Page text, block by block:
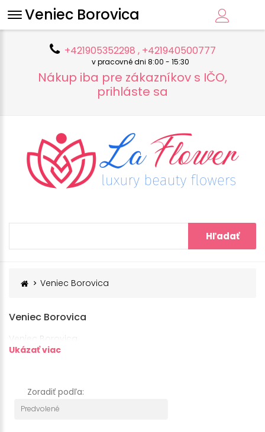
+421905352298 , +421940500777
v pracovné dni 8:00 - 15:30
Nákup iba pre zákazníkov s IČO,
prihláste sa
Hľadať
Veniec Borovica
Veniec Borovica
Veniec Borovica
Ukázať viac
Zoradiť podľa:
Veniec Borovica